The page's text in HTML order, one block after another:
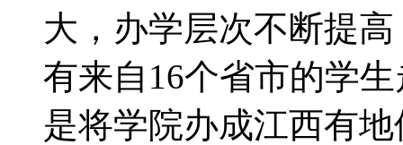
大，办学层次不断提
有来自16个省市的学
是将学院办成江西有